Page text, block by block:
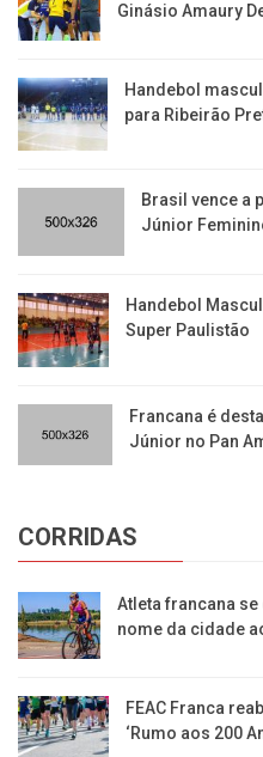
Ginásio Amaury
Handebol
para Ribeirão
Brasil vence a
Júnior
Handebol
Super Paulistão
Francana é
Júnior no Pan
CORRIDAS
Atleta francana
nome da cidade
FEAC Franca
‘Rumo aos 200